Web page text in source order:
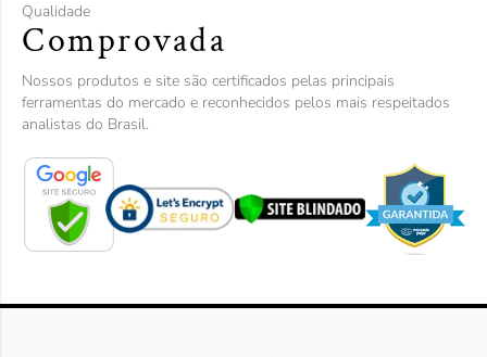
Qualidade
Comprovada
Nossos produtos e site são certificados pelas principais
ferramentas do mercado e reconhecidos pelos mais respeitados
analistas do Brasil.